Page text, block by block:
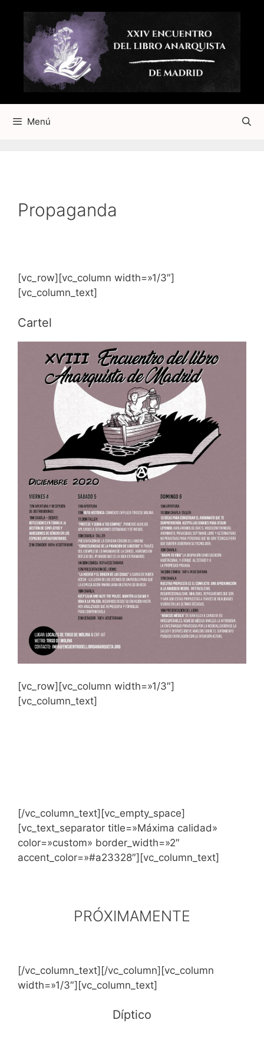
contenido
Menú
Propaganda
[vc_row][vc_column width=»1/3″]
[vc_column_text]
Cartel
[vc_row][vc_column width=»1/3″]
[vc_column_text]
[/vc_column_text][vc_empty_space]
[vc_text_separator title=»Máxima calidad»
color=»custom» border_width=»2″
accent_color=»#a23328″][vc_column_text]
PRÓXIMAMENTE
[/vc_column_text][/vc_column][vc_column
width=»1/3″][vc_column_text]
Díptico